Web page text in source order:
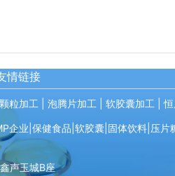
情链接
颗粒加工 泡腾片加工 软胶囊加工 |
企业|保健食品|软胶囊|固体饮料|压
鑫声玉城B座